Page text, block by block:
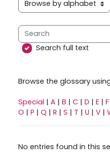
Browse the glossary using
Search
Search full text
Browse the glossary
Special |A |B |C |D |E |F
O |P |Q |R |S | T |U |V |
No entries found in this